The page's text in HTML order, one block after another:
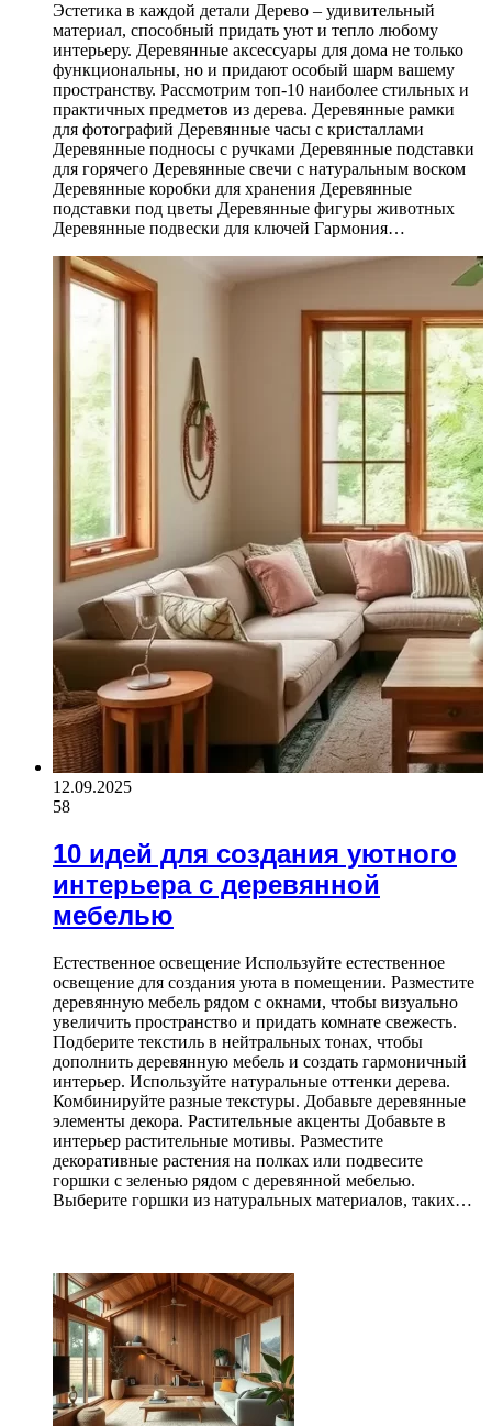
Эстетика в каждой детали Дерево – удивительный
материал, способный придать уют и тепло любому
интерьеру. Деревянные аксессуары для дома не только
функциональны, но и придают особый шарм вашему
пространству. Рассмотрим топ-10 наиболее стильных и
практичных предметов из дерева. Деревянные рамки
для фотографий Деревянные часы с кристаллами
Деревянные подносы с ручками Деревянные подставки
для горячего Деревянные свечи с натуральным воском
Деревянные коробки для хранения Деревянные
подставки под цветы Деревянные фигуры животных
Деревянные подвески для ключей Гармония…
12.09.2025
58
10 идей для создания уютного
интерьера с деревянной
мебелью
Естественное освещение Используйте естественное
освещение для создания уюта в помещении. Разместите
деревянную мебель рядом с окнами, чтобы визуально
увеличить пространство и придать комнате свежесть.
Подберите текстиль в нейтральных тонах, чтобы
дополнить деревянную мебель и создать гармоничный
интерьер. Используйте натуральные оттенки дерева.
Комбинируйте разные текстуры. Добавьте деревянные
элементы декора. Растительные акценты Добавьте в
интерьер растительные мотивы. Разместите
декоративные растения на полках или подвесите
горшки с зеленью рядом с деревянной мебелью.
Выберите горшки из натуральных материалов, таких…